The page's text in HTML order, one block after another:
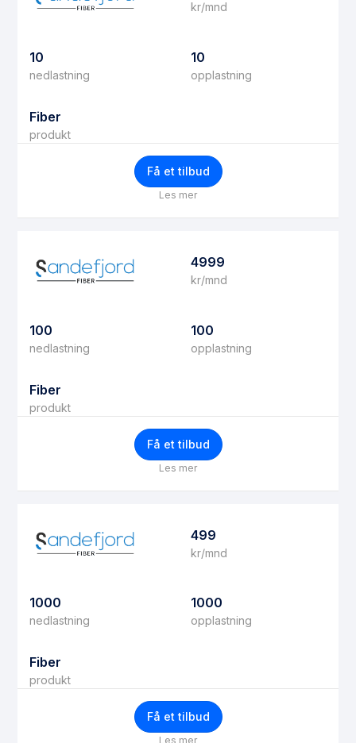
kr/mnd
10
nedlastning
10
opplastning
Fiber
produkt
Få et tilbud
Les mer
4999
kr/mnd
100
nedlastning
100
opplastning
Fiber
produkt
Få et tilbud
Les mer
499
kr/mnd
1000
nedlastning
1000
opplastning
Fiber
produkt
Få et tilbud
Les mer